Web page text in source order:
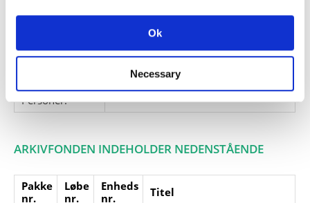
Ok
Necessary
fonde:
Personer:
ARKIVFONDEN INDEHOLDER NEDENSTÅENDE
Pakke
nr.
Løbe
nr.
Enheds
nr.
Titel